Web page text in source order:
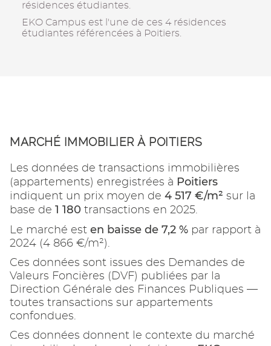
résidences étudiantes.
EKO Campus est l'une de ces 4 résidences
étudiantes référencées à Poitiers.
MARCHÉ IMMOBILIER À POITIERS
Les données de transactions immobilières
(appartements) enregistrées à Poitiers
indiquent un prix moyen de 4 517 €/m² sur la
base de 1 180 transactions en 2025.
Le marché est en baisse de 7,2 % par rapport à
2024 (4 866 €/m²).
Ces données sont issues des Demandes de
Valeurs Foncières (DVF) publiées par la
Direction Générale des Finances Publiques —
toutes transactions sur appartements
confondues.
Ces données donnent le contexte du marché